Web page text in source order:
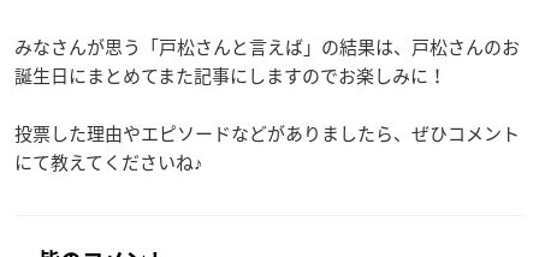
みなさんが思う「戸松さんと言えば」の結果は、戸松さんのお
誕生日にまとめてまた記事にしますのでお楽しみに！
投票した理由やエピソードなどがありましたら、ぜひコメント
にて教えてくださいね♪